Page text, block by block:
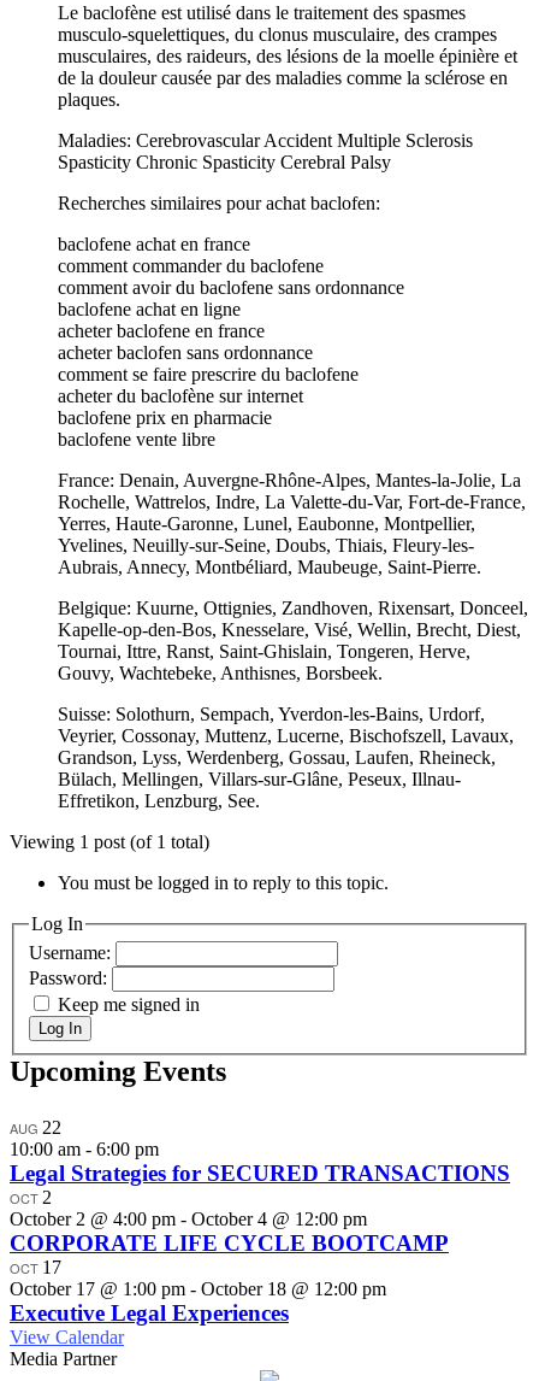
Le baclofène est utilisé dans le traitement des spasmes
musculo-squelettiques, du clonus musculaire, des crampes
musculaires, des raideurs, des lésions de la moelle épinière et
de la douleur causée par des maladies comme la sclérose en
plaques.
Maladies: Cerebrovascular Accident Multiple Sclerosis
Spasticity Chronic Spasticity Cerebral Palsy
Recherches similaires pour achat baclofen:
baclofene achat en france
comment commander du baclofene
comment avoir du baclofene sans ordonnance
baclofene achat en ligne
acheter baclofene en france
acheter baclofen sans ordonnance
comment se faire prescrire du baclofene
acheter du baclofène sur internet
baclofene prix en pharmacie
baclofene vente libre
France: Denain, Auvergne-Rhône-Alpes, Mantes-la-Jolie, La
Rochelle, Wattrelos, Indre, La Valette-du-Var, Fort-de-France,
Yerres, Haute-Garonne, Lunel, Eaubonne, Montpellier,
Yvelines, Neuilly-sur-Seine, Doubs, Thiais, Fleury-les-
Aubrais, Annecy, Montbéliard, Maubeuge, Saint-Pierre.
Belgique: Kuurne, Ottignies, Zandhoven, Rixensart, Donceel,
Kapelle-op-den-Bos, Knesselare, Visé, Wellin, Brecht, Diest,
Tournai, Ittre, Ranst, Saint-Ghislain, Tongeren, Herve,
Gouvy, Wachtebeke, Anthisnes, Borsbeek.
Suisse: Solothurn, Sempach, Yverdon-les-Bains, Urdorf,
Veyrier, Cossonay, Muttenz, Lucerne, Bischofszell, Lavaux,
Grandson, Lyss, Werdenberg, Gossau, Laufen, Rheineck,
Bülach, Mellingen, Villars-sur-Glâne, Peseux, Illnau-
Effretikon, Lenzburg, See.
Viewing 1 post (of 1 total)
You must be logged in to reply to this topic.
Log In
Username:
Password:
Keep me signed in
Log In
Upcoming Events
AUG 22
10:00 am - 6:00 pm
Legal Strategies for SECURED TRANSACTIONS
OCT2
October 2 @ 4:00 pm - October 4 @ 12:00 pm
CORPORATE LIFE CYCLE BOOTCAMP
OCT 17
October 17 @ 1:00 pm - October 18 @ 12:00 pm
Executive Legal Experiences
View Calendar
Media Partner